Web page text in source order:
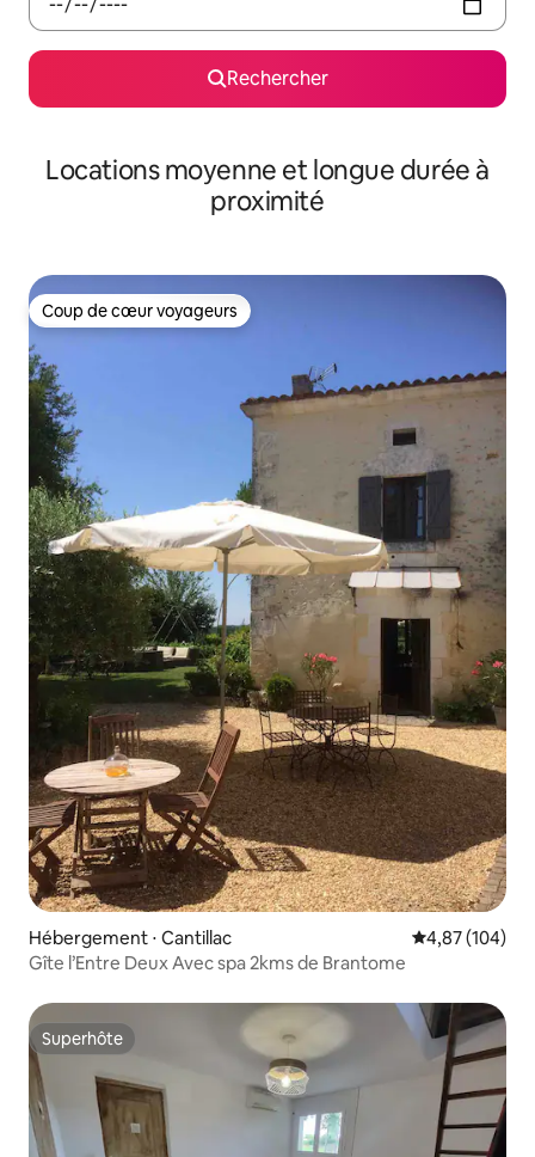
Rechercher
Locations moyenne et longue durée à
proximité
Coup de cœur voyageurs
Coup de cœur voyageurs
Hébergement ⋅ Cantillac Évaluation
4,87 (104)
Gîte l’Entre Deux Avec spa 2kms de Brantome
Superhôte
Superhôte